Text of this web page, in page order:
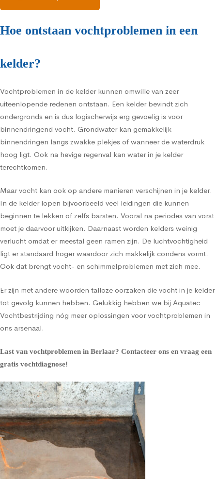
Hoe ontstaan vochtproblemen in een
kelder?
Vochtproblemen in de kelder kunnen omwille van zeer
uiteenlopende redenen ontstaan. Een kelder bevindt zich
ondergronds en is dus logischerwijs erg gevoelig is voor
binnendringend vocht. Grondwater kan gemakkelijk
binnendringen langs zwakke plekjes of wanneer de waterdruk
hoog ligt. Ook na hevige regenval kan water in je kelder
terechtkomen.
Maar vocht kan ook op andere manieren verschijnen in je kelder.
In de kelder lopen bijvoorbeeld veel leidingen die kunnen
beginnen te lekken of zelfs barsten. Vooral na periodes van vorst
moet je daarvoor uitkijken. Daarnaast worden kelders weinig
verlucht omdat er meestal geen ramen zijn. De luchtvochtigheid
ligt er standaard hoger waardoor zich makkelijk condens vormt.
Ook dat brengt vocht- en schimmelproblemen met zich mee.
Er zijn met andere woorden talloze oorzaken die vocht in je kelder
tot gevolg kunnen hebben. Gelukkig hebben we bij Aquatec
Vochtbestrijding nóg meer oplossingen voor vochtproblemen in
ons arsenaal.
Last van vochtproblemen in Berlaar? Contacteer ons en vraag een
gratis vochtdiagnose!